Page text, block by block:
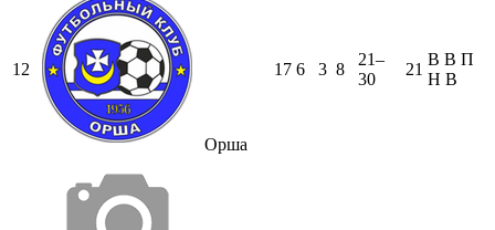
12
Орша
17 6 3 8
21–
30
21
В В П
Н В